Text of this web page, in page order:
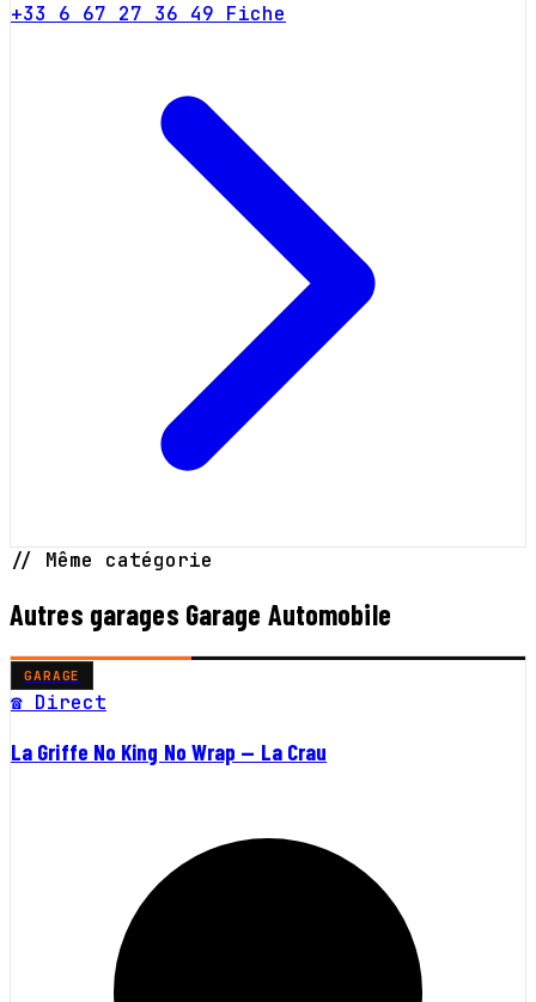
+33 6 67 27 36 49 Fiche
// Même catégorie
Autres garages Garage Automobile
GARAGE
☎ Direct
La Griffe No King No Wrap — La Crau